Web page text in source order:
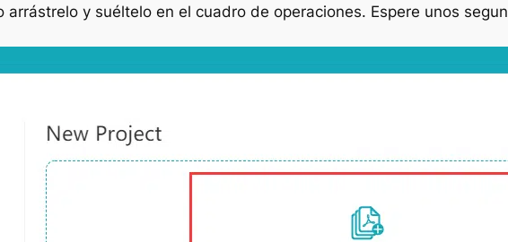
arrástrelo y suéltelo en el cuadro de operaciones. Espere unos